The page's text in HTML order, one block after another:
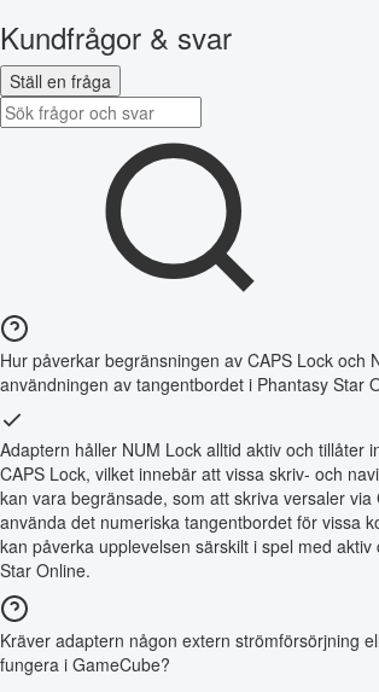
Kundfrågor & svar
Ställ en fråga
Hur påverkar begränsningen av CAPS Lock och
användningen av tangentbordet i Phantasy Star
Adaptern håller NUM Lock alltid aktiv och tillåter
CAPS Lock, vilket innebär att vissa skriv- och
kan vara begränsade, som att skriva versaler via
använda det numeriska tangentbordet för vissa
kan påverka upplevelsen särskilt i spel med
Star Online.
Kräver adaptern någon extern strömförsörjning
fungera i GameCube?